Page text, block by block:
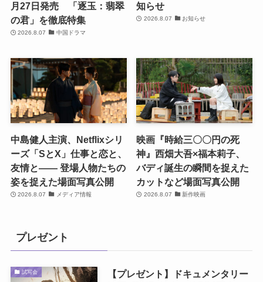
月27日発売 「逐玉：翡翠
の君」を徹底特集
2026.8.07 中国ドラマ
知らせ
2026.8.07 お知らせ
中島健人主演、Netflixシリ
ーズ「SとX」仕事と恋と、
友情と―― 登場人物たちの
姿を捉えた場面写真公開
2026.8.07 メディア情報
映画『時給三〇〇円の死
神』西畑大吾×福本莉子、
バディ誕生の瞬間を捉えた
カットなど場面写真公開
2026.8.07 新作映画
プレゼント
試写会
【プレゼント】ドキュメンタリー